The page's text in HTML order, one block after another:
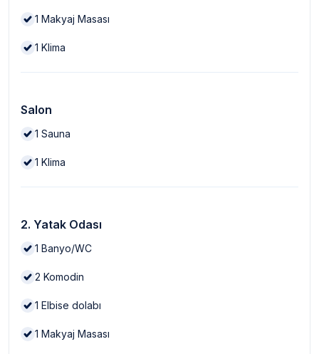
1 Makyaj Masası
1 Klima
Salon
1 Sauna
1 Klima
2. Yatak Odası
1 Banyo/WC
2 Komodin
1 Elbise dolabı
1 Makyaj Masası